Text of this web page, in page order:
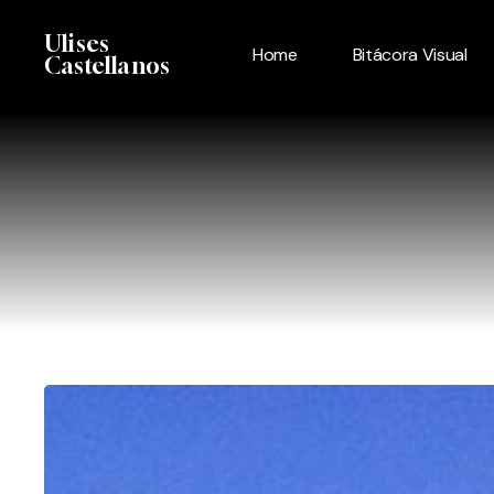
Ulises
Castellanos
Home Bitácora Visual